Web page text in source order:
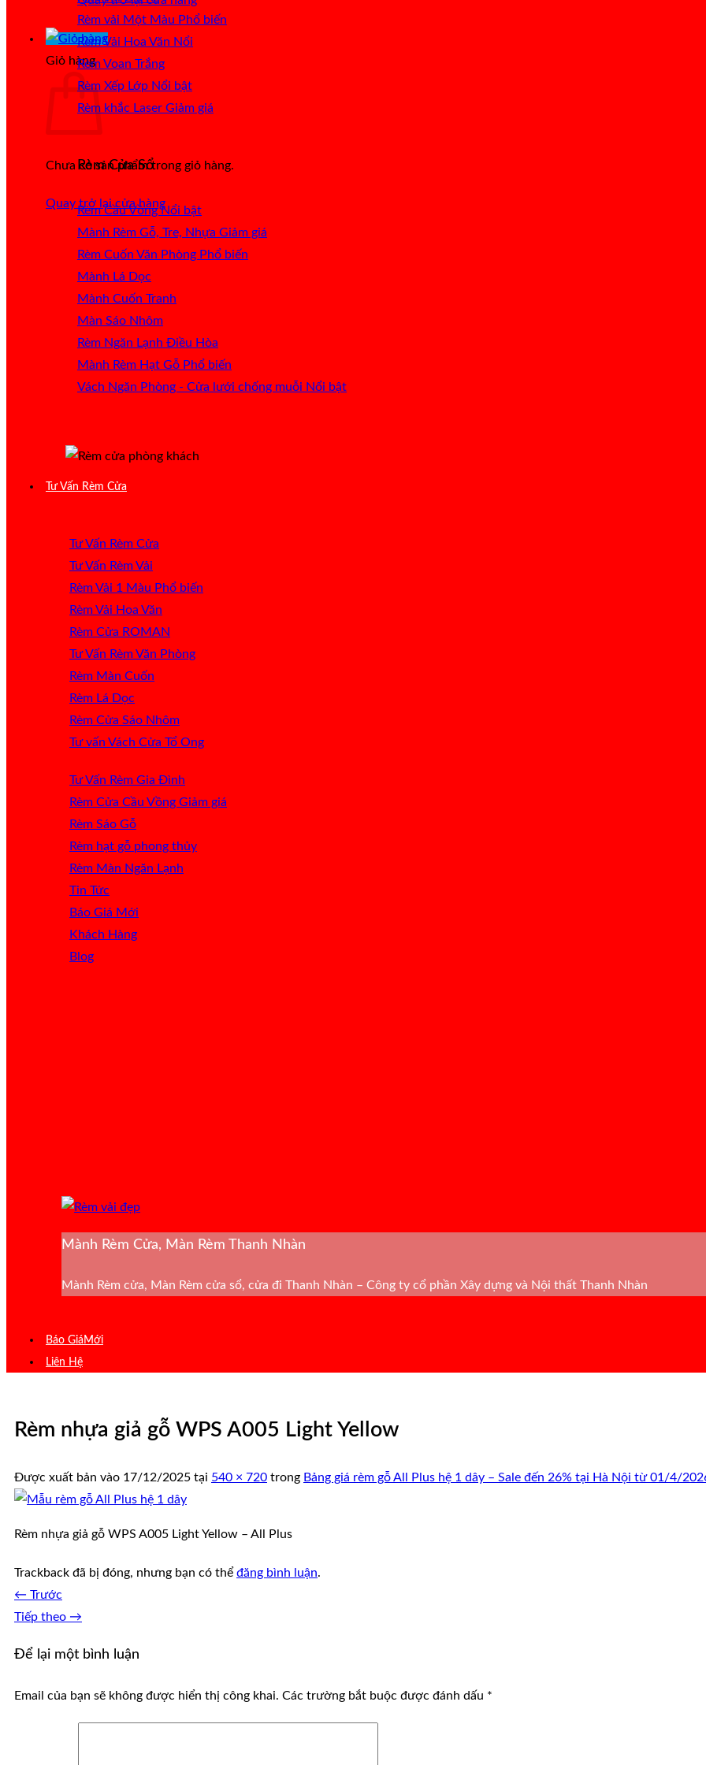
Giỏ hàng
Chưa có sản phẩm trong giỏ hàng.
Quay trở lại cửa hàng
Rèm vải Một Màu
Rèm Vải Hoa Văn Nổi
Rèm Voan Trắng
Rèm Xếp Lớp
Rèm khắc Laser
Rèm Cửa Sổ
Rèm Cầu Vồng
Mành Rèm Gỗ, Tre, Nhựa
Rèm Cuốn Văn Phòng
Mành Lá Dọc
Mành Cuốn Tranh
Màn Sáo Nhôm
Rèm Ngăn Lạnh Điều Hòa
Mành Rèm Hạt Gỗ
Vách Ngăn Phòng - Cửa lưới chống muỗi
Tư Vấn Rèm Cửa
Tư Vấn Rèm Cửa
Tư Vấn Rèm Vải
Rèm Vải 1 Màu
Rèm Vải Hoa Văn
Rèm Cửa ROMAN
Tư Vấn Rèm Văn Phòng
Rèm Màn Cuốn
Rèm Lá Dọc
Rèm Cửa Sáo Nhôm
Tư vấn Vách Cửa Tổ Ong
Tư Vấn Rèm Gia Đình
Rèm Cửa Cầu Vồng
Rèm Sáo Gỗ
Rèm hạt gỗ phong thủy
Rèm Màn Ngăn Lạnh
Tin Tức
Báo Giá
Khách Hàng
Blog
Mành Rèm Cửa, Màn Rèm Thanh Nhàn
Mành Rèm cửa, Màn Rèm cửa sổ, cửa đi Thanh Nhàn – Công ty cổ phần Xây dựng và Nội thất Thanh Nhàn
Báo Giá
Liên Hệ
Rèm nhựa giả gỗ WPS A005 Light Yellow
Được xuất bản vào 17/12/2025 tại 540 × 720 trong Bảng giá rèm gỗ All Plus hệ 1 dây – Sale đến 26% tại Hà Nội từ 01/4/
Rèm nhựa giả gỗ WPS A005 Light Yellow – All Plus
Trackback đã bị đóng, nhưng bạn có thể đăng bình luận.
← Trước
Tiếp theo →
Để lại một bình luận
Email của bạn sẽ không được hiển thị công khai. Các trường bắt buộc được đánh dấu *